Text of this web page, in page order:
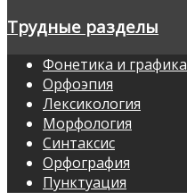
Трудные разделы
Фонетика и графика
Орфоэпия
Лексикология
Морфология
Синтаксис
Орфография
Пунктуация